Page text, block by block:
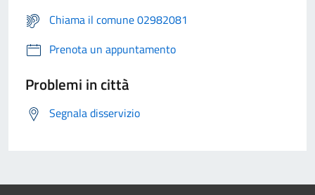
Chiama il comune 02982081
Prenota un appuntamento
Problemi in città
Segnala disservizio